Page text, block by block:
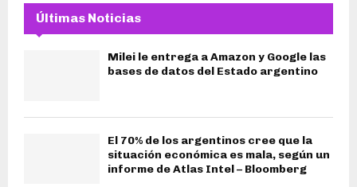
Últimas Noticias
Milei le entrega a Amazon y Google las
bases de datos del Estado argentino
El 70% de los argentinos cree que la
situación económica es mala, según un
informe de Atlas Intel – Bloomberg